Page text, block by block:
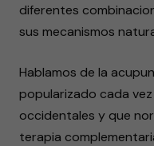
diferentes
sus mecanismos
Hablamos de la
popularizado cada
occidentales y que
terapia